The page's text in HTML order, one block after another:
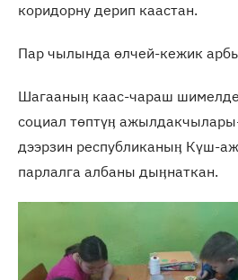
коридорну дерип каастан.
Пар чылында өлчей-кежик
Шагааныӊ каас-чараш
социал төптүӊ
дээрзин республиканыӊ Күш-
парлалга албаны дыӊнаткан.